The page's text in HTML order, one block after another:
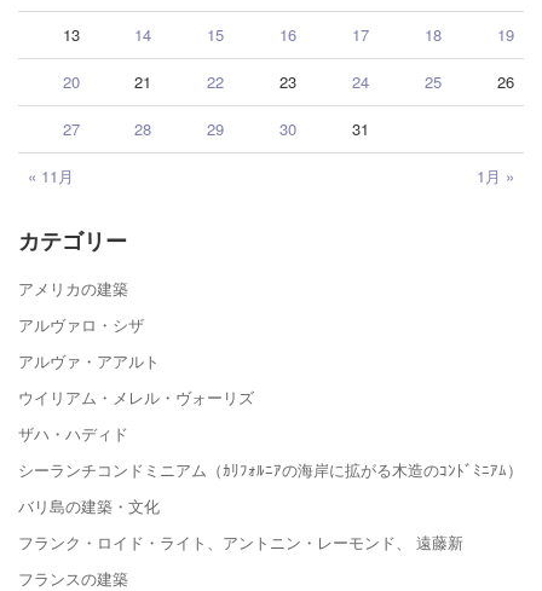
« 11月 1月 »
13 14 15 16 17 18 19
20 21 22 23 24 25 26
27 28 29 30 31
カテゴリー
アメリカの建築
アルヴァロ・シザ
アルヴァ・アアルト
ウイリアム・メレル・ヴォーリズ
ザハ・ハディド
シーランチコンドミニアム（ｶﾘﾌｫﾙﾆｱの海岸に拡がる木造のｺﾝﾄﾞﾐﾆｱﾑ）
バリ島の建築・文化
フランク・ロイド・ライト、アントニン・レーモンド、 遠藤新
フランスの建築